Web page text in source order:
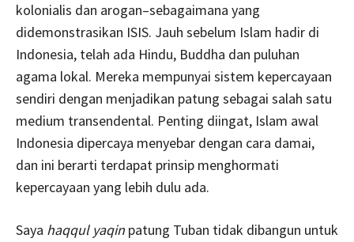
kolonialis dan arogan–sebagaimana yang
didemonstrasikan ISIS. Jauh sebelum Islam hadir di
Indonesia, telah ada Hindu, Buddha dan puluhan
agama lokal. Mereka mempunyai sistem kepercayaan
sendiri dengan menjadikan patung sebagai salah satu
medium transendental. Penting diingat, Islam awal
Indonesia dipercaya menyebar dengan cara damai,
dan ini berarti terdapat prinsip menghormati
kepercayaan yang lebih dulu ada.
Saya haqqul yaqin patung Tuban tidak dibangun untuk